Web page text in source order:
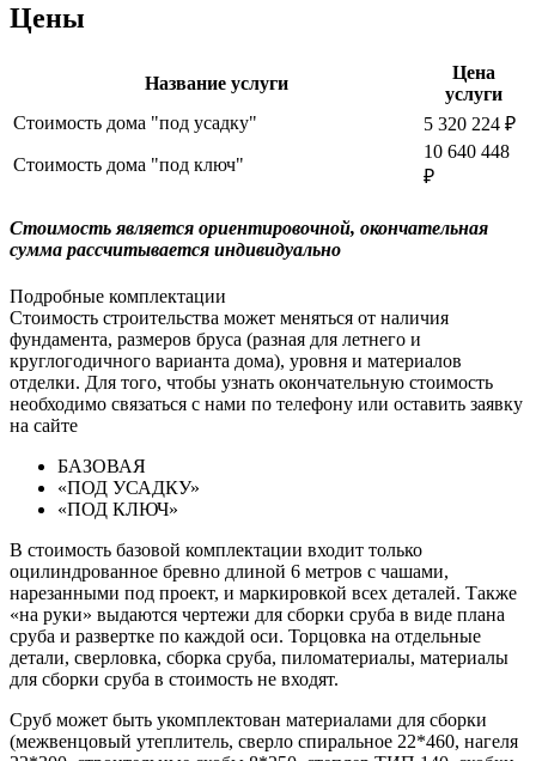
Цены
Название услуги
Цена
услуги
Стоимость дома "под усадку"
5 320 224 ₽
Стоимость дома "под ключ"
10 640 448
₽
Cтоимость является ориентировочной, окончательная
сумма рассчитывается индивидуально
Подробные комплектации
Стоимость строительства может меняться от наличия
фундамента, размеров бруса (разная для летнего и
круглогодичного варианта дома), уровня и материалов
отделки. Для того, чтобы узнать окончательную стоимость
необходимо связаться с нами по телефону или оставить заявку
на сайте
БАЗОВАЯ
«ПОД УСАДКУ»
«ПОД КЛЮЧ»
В стоимость базовой комплектации входит только
оцилиндрованное бревно длиной 6 метров с чашами,
нарезанными под проект, и маркировкой всех деталей. Также
«на руки» выдаются чертежи для сборки сруба в виде плана
сруба и развертке по каждой оси. Торцовка на отдельные
детали, сверловка, сборка сруба, пиломатериалы, материалы
для сборки сруба в стоимость не входят.
Сруб может быть укомплектован материалами для сборки
(межвенцовый утеплитель, сверло спиральное 22*460, нагеля